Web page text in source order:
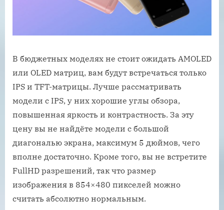
В бюджетных моделях не стоит ожидать AMOLED
или OLED матриц, вам будут встречаться только
IPS и TFT-матрицы. Лучше рассматривать
модели с IPS, у них хорошие углы обзора,
повышенная яркость и контрастность. За эту
цену вы не найдёте модели с большой
диагональю экрана, максимум 5 дюймов, чего
вполне достаточно. Кроме того, вы не встретите
FullHD разрешений, так что размер
изображения в 854×480 пикселей можно
считать абсолютно нормальным.